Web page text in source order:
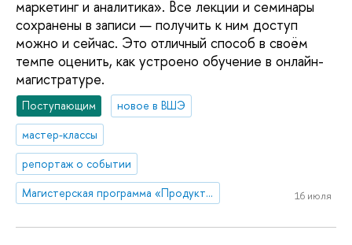
маркетинг и аналитика». Все лекции и семинары
сохранены в записи — получить к ним доступ
можно и сейчас. Это отличный способ в своём
темпе оценить, как устроено обучение в онлайн-
магистратуре.
Поступающим
новое в ВШЭ
мастер-классы
репортаж о событии
Магистерская программа «Продуктовый маркетинг и аналитика»
16 июля